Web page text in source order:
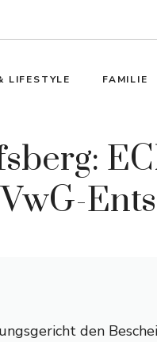
LIFESTYLE FAMILIE
den